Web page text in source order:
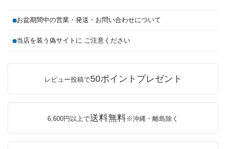
お盆期間中の営業・発送・お問い合わせについて
当店を装う偽サイトに ご注意ください
レビュー投稿で50ポイントプレゼント
6,600円以上で送料無料※沖縄・離島除く